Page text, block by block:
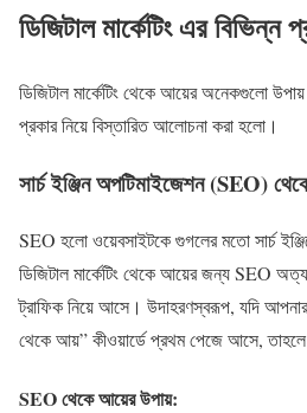
ডিজিটাল মার্কেটিং এর
ডিজিটাল মার্কেটিং থেকে আয়ের অনেকগুলো
প্রকার নিয়ে বিস্তারিত আলোচনা করা হলো।
সার্চ ইঞ্জিন অপটিমাইজেশন (SEO)
SEO হলো ওয়েবসাইটকে গুগলের মতো সার্চ
ডিজিটাল মার্কেটিং থেকে আয়ের জন্য SEO
ট্রাফিক নিয়ে আসে। উদাহরণস্বরূপ, যদি আপনার
থেকে আয়” কীওয়ার্ডে প্রথম পেজে আসে, তাহলে
SEO থেকে আয়ের উপায়: